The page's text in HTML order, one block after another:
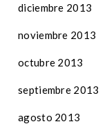
diciembre 2013
noviembre 2013
octubre 2013
septiembre 2013
agosto 2013